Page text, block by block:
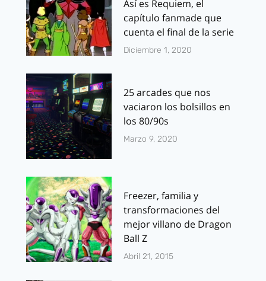
Así es Requiem, el
capítulo fanmade que
cuenta el final de la serie
Diciembre 1, 2020
25 arcades que nos
vaciaron los bolsillos en
los 80/90s
Marzo 9, 2020
Freezer, familia y
transformaciones del
mejor villano de Dragon
Ball Z
Abril 21, 2015